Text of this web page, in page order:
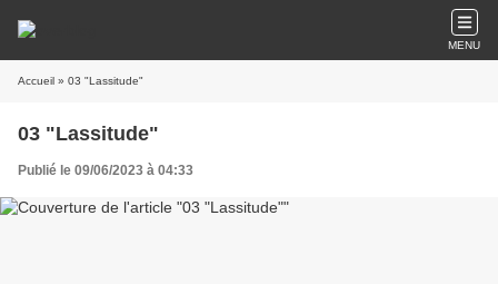
MENU
Accueil » 03 "Lassitude"
03 "Lassitude"
Publié le 09/06/2023 à 04:33